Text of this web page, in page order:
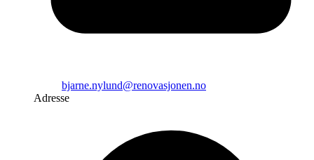
bjarne.nylund@renovasjonen.no
Adresse